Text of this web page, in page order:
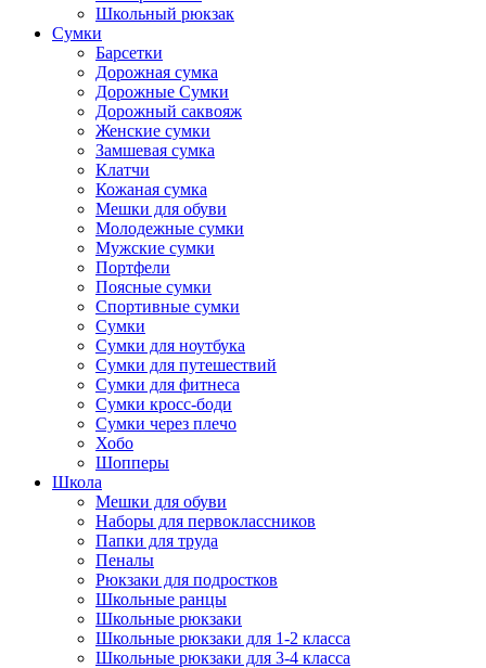
Школьный рюкзак
Сумки
Барсетки
Дорожная сумка
Дорожные Сумки
Дорожный саквояж
Женские сумки
Замшевая сумка
Клатчи
Кожаная сумка
Мешки для обуви
Молодежные сумки
Мужские сумки
Портфели
Поясные сумки
Спортивные сумки
Сумки
Сумки для ноутбука
Сумки для путешествий
Сумки для фитнеса
Сумки кросс-боди
Сумки через плечо
Хобо
Шопперы
Школа
Мешки для обуви
Наборы для первоклассников
Папки для труда
Пеналы
Рюкзаки для подростков
Школьные ранцы
Школьные рюкзаки
Школьные рюкзаки для 1-2 класса
Школьные рюкзаки для 3-4 класса